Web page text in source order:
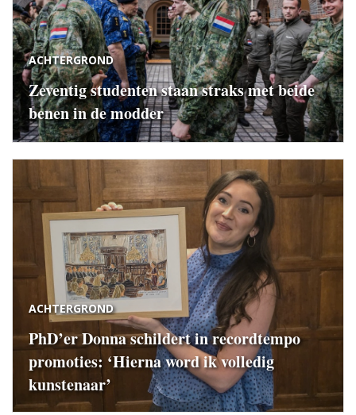
ACHTERGROND
Zeventig studenten staan straks met beide
benen in de modder
ACHTERGROND
PhD’er Donna schildert in recordtempo
promoties: ‘Hierna word ik volledig
kunstenaar’